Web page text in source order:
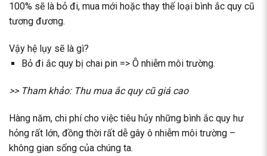
100% sẽ là bỏ đi, mua mới hoặc thay thế loại bình ắc quy cũ
tương đương.
Vậy hệ lụy sẽ là gì?
Bỏ đi ắc quy bị chai pin => Ô nhiễm môi trường.
>> Tham khảo: Thu mua ắc quy cũ giá cao
Hàng năm, chi phí cho việc tiêu hủy những bình ắc quy hư
hỏng rất lớn, đồng thời rất dễ gây ô nhiễm môi trường –
không gian sống của chúng ta.